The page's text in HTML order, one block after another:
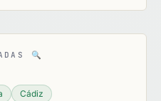
🔍
Cádiz